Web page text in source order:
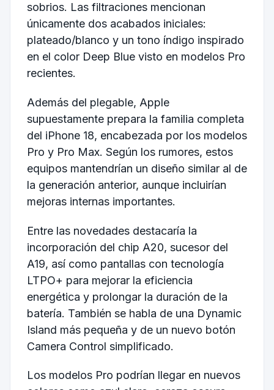
sobrios. Las filtraciones mencionan
únicamente dos acabados iniciales:
plateado/blanco y un tono índigo inspirado
en el color Deep Blue visto en modelos Pro
recientes.
Además del plegable, Apple
supuestamente prepara la familia completa
del iPhone 18, encabezada por los modelos
Pro y Pro Max. Según los rumores, estos
equipos mantendrían un diseño similar al de
la generación anterior, aunque incluirían
mejoras internas importantes.
Entre las novedades destacaría la
incorporación del chip A20, sucesor del
A19, así como pantallas con tecnología
LTPO+ para mejorar la eficiencia
energética y prolongar la duración de la
batería. También se habla de una Dynamic
Island más pequeña y de un nuevo botón
Camera Control simplificado.
Los modelos Pro podrían llegar en nuevos